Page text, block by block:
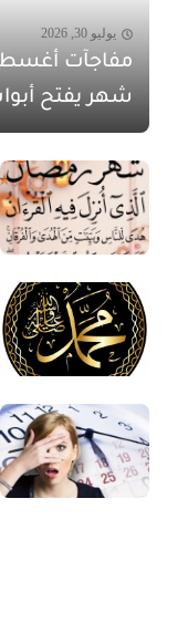
يوليو 30, 2026
شهر يفتح